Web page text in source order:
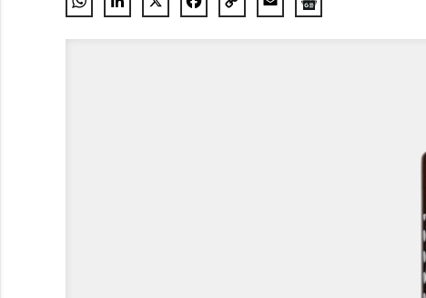
WhatsAppLinkedIn
X FacebookCopy
Email